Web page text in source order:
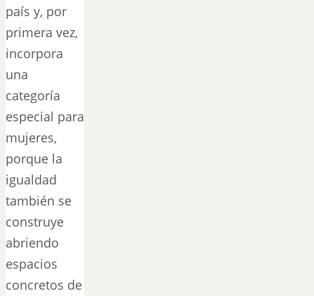
país y, por
primera vez,
incorpora
una
categoría
especial para
mujeres,
porque la
igualdad
también se
construye
abriendo
espacios
concretos de